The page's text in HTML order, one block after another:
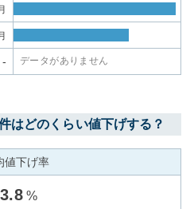
- データがありません
はどのくらい値下げする？
値下げ率
3.8 %